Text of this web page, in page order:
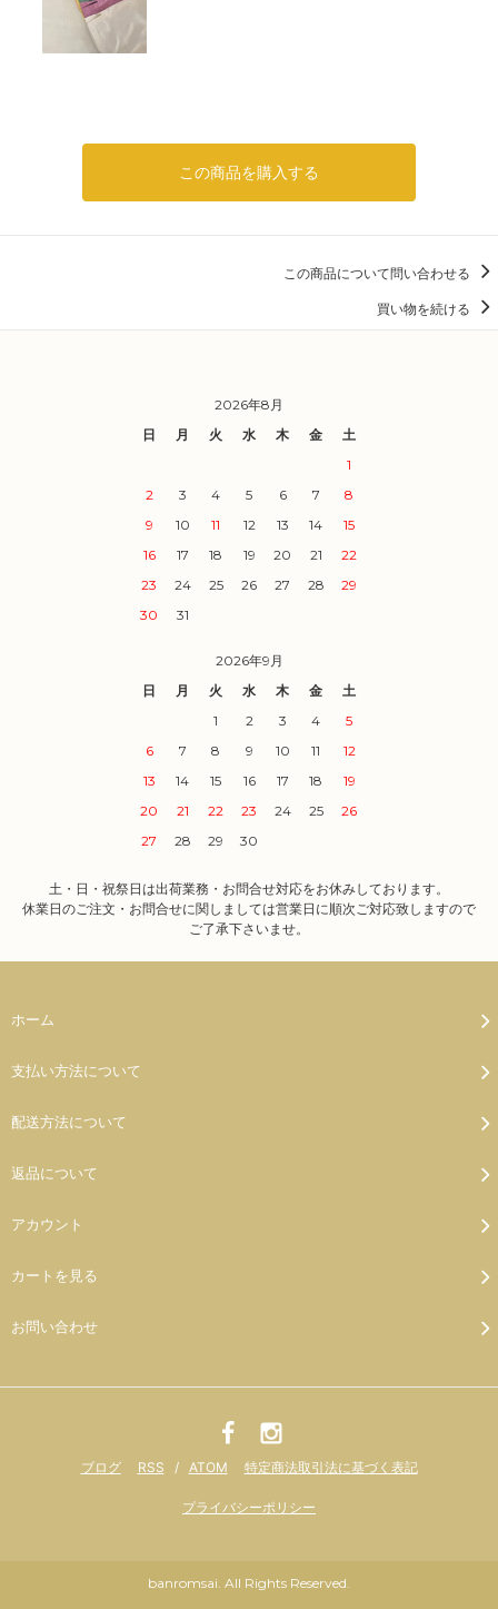
この商品を購入する
この商品について問い合わせる
買い物を続ける
2026年8月
日
月 火 水 木 金
土
1
2
3 4 5 6 7
8
9
10 11 12 13 14
15
16
17 18 19 20 21
22
23
24 25 26 27 28
29
30
31
2026年9月
日
月 火 水 木 金
土
1
2 3 4
5
6
7 8 9 10 11
12
13
14 15 16 17 18
19
20
21 22 23 24 25
26
27
28 29 30
土・日・祝祭日は出荷業務・お問合せ対応をお休みしております。
休業日のご注文・お問合せに関しましては営業日に順次ご対応致しますので
ご了承下さいませ。
ホーム
支払い方法について
配送方法について
返品について
アカウント
カートを見る
お問い合わせ
ブログ RSS / ATOM 特定商法取引法に基づく表記
プライバシーポリシー
banromsai. All Rights Reserved.